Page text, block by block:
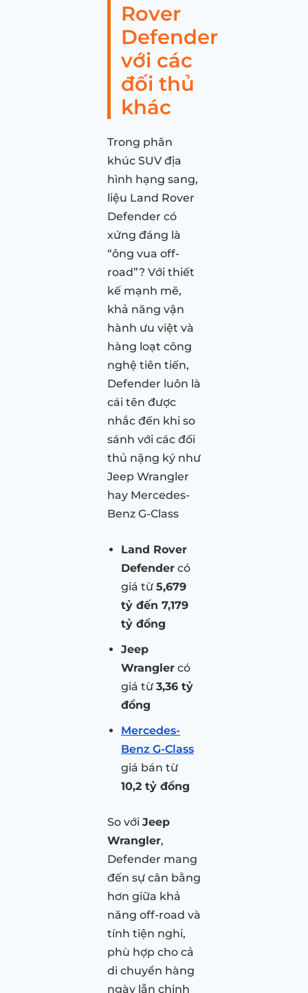
Rover
Defender
với các
đối thủ
khác
Trong phân
khúc SUV địa
hình hạng sang,
liệu Land Rover
Defender có
xứng đáng là
“ông vua off-
road”? Với thiết
kế mạnh mẽ,
khả năng vận
hành ưu việt và
hàng loạt công
nghệ tiên tiến,
Defender luôn là
cái tên được
nhắc đến khi so
sánh với các đối
thủ nặng ký như
Jeep Wrangler
hay Mercedes-
Benz G-Class
Land Rover
Defender có
giá từ 5,679
tỷ đến 7,179
tỷ đồng
Jeep
Wrangler có
giá từ 3,36 tỷ
đồng
Mercedes-
Benz G-Class
giá bán từ
10,2 tỷ đồng
So với Jeep
Wrangler,
Defender mang
đến sự cân bằng
hơn giữa khả
năng off-road và
tính tiện nghi,
phù hợp cho cả
di chuyển hàng
ngày lẫn chinh